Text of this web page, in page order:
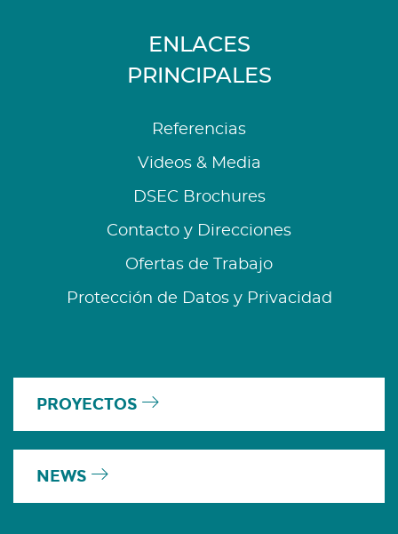
ENLACES
PRINCIPALES
Referencias
Videos & Media
DSEC Brochures
Contacto y Direcciones
Ofertas de Trabajo
Protección de Datos y Privacidad
PROYECTOS
NEWS